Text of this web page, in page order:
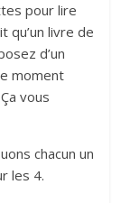
pour lire
qu’un livre de
d’un
moment
vous
chacun un
les 4.